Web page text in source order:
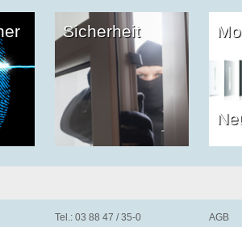
Sicherheit
Tel.: 03 88 47 / 35-0
AGB